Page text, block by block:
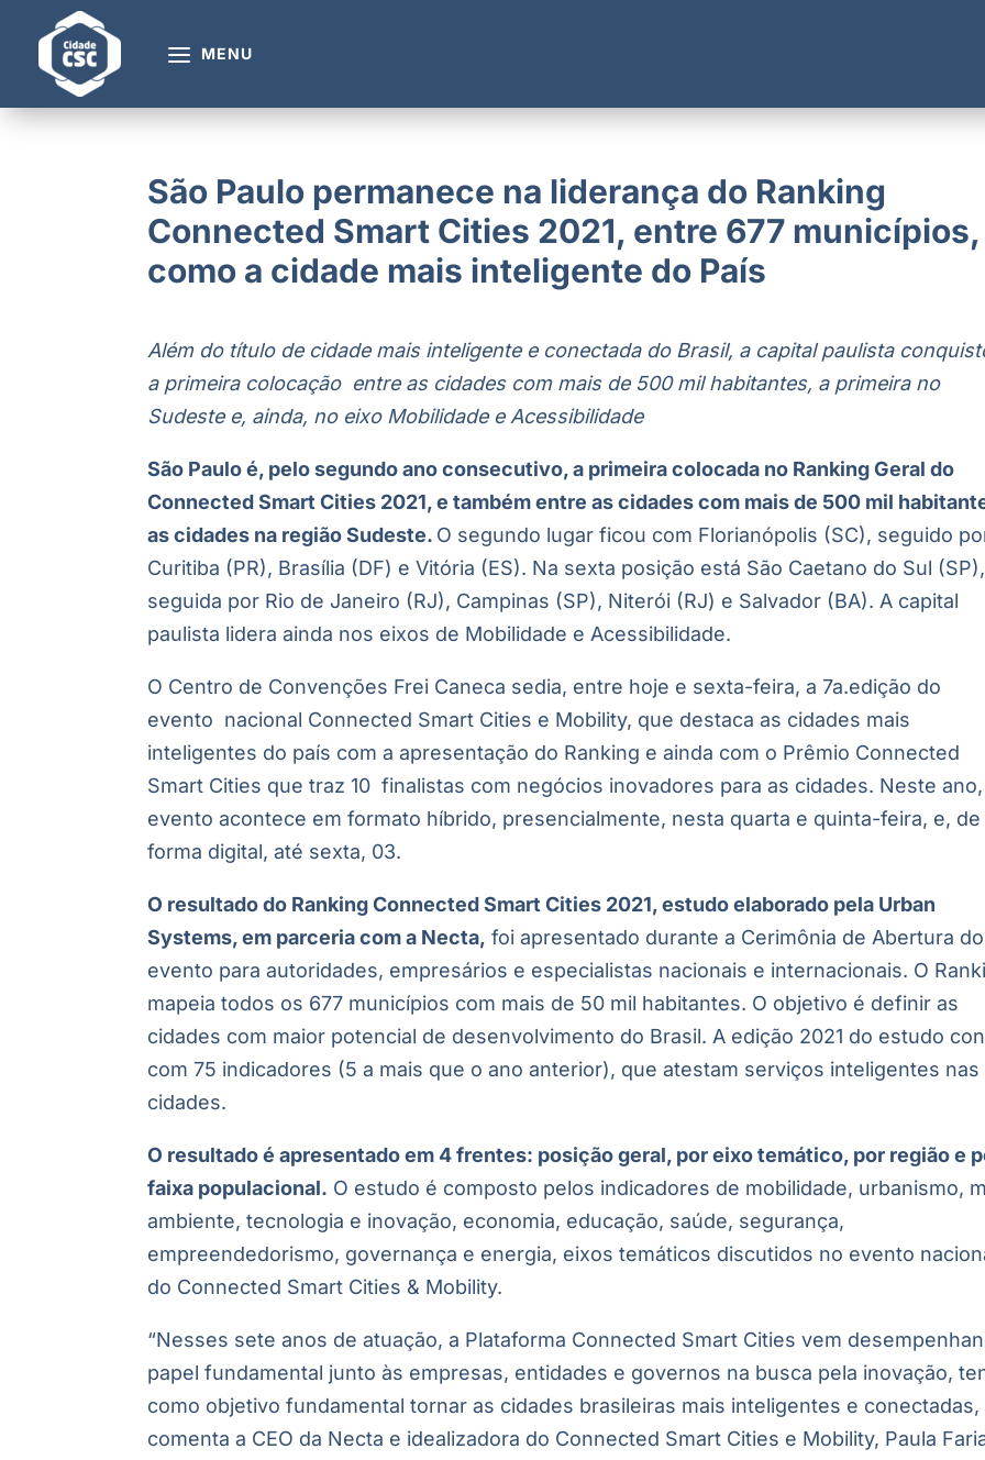
MENU
São Paulo permanece na liderança do Ranking
Connected Smart Cities 2021, entre 677 municípios,
como a cidade mais inteligente do País
Além do título de cidade mais inteligente e conectada do Brasil, a capital paulista
a primeira colocação entre as cidades com mais de 500 mil habitantes, a primeira no
Sudeste e, ainda, no eixo Mobilidade e Acessibilidade
São Paulo é, pelo segundo ano consecutivo, a primeira colocada no Ranking Geral do
Connected Smart Cities 2021, e também entre as cidades com mais de 500 mil
as cidades na região Sudeste. O segundo lugar ficou com Florianópolis (SC), seguido
Curitiba (PR), Brasília (DF) e Vitória (ES). Na sexta posição está São Caetano do Sul (SP),
seguida por Rio de Janeiro (RJ), Campinas (SP), Niterói (RJ) e Salvador (BA). A capital
paulista lidera ainda nos eixos de Mobilidade e Acessibilidade.
O Centro de Convenções Frei Caneca sedia, entre hoje e sexta-feira, a 7a.edição do
evento nacional Connected Smart Cities e Mobility, que destaca as cidades mais
inteligentes do país com a apresentação do Ranking e ainda com o Prêmio Connected
Smart Cities que traz 10 finalistas com negócios inovadores para as cidades. Neste
evento acontece em formato híbrido, presencialmente, nesta quarta e quinta-feira, e, de
forma digital, até sexta, 03.
O resultado do Ranking Connected Smart Cities 2021, estudo elaborado pela Urban
Systems, em parceria com a Necta, foi apresentado durante a Cerimônia de Abertura do
evento para autoridades, empresários e especialistas nacionais e internacionais. O
mapeia todos os 677 municípios com mais de 50 mil habitantes. O objetivo é definir as
cidades com maior potencial de desenvolvimento do Brasil. A edição 2021 do estudo
com 75 indicadores (5 a mais que o ano anterior), que atestam serviços inteligentes nas
cidades.
O resultado é apresentado em 4 frentes: posição geral, por eixo temático, por região e
faixa populacional. O estudo é composto pelos indicadores de mobilidade, urbanismo,
ambiente, tecnologia e inovação, economia, educação, saúde, segurança,
empreendedorismo, governança e energia, eixos temáticos discutidos no evento
do Connected Smart Cities & Mobility.
“Nesses sete anos de atuação, a Plataforma Connected Smart Cities vem
papel fundamental junto às empresas, entidades e governos na busca pela inovação,
como objetivo fundamental tornar as cidades brasileiras mais inteligentes e conectadas,
comenta a CEO da Necta e idealizadora do Connected Smart Cities e Mobility, Paula